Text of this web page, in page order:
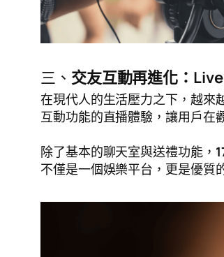
三、 交友互動再進化：
在現代人的生活壓力之下，越來
互動功能的直播體驗，讓用戶在
除了基本的聊天室與送禮功能，
不僅是一個娛樂平台，更是優質